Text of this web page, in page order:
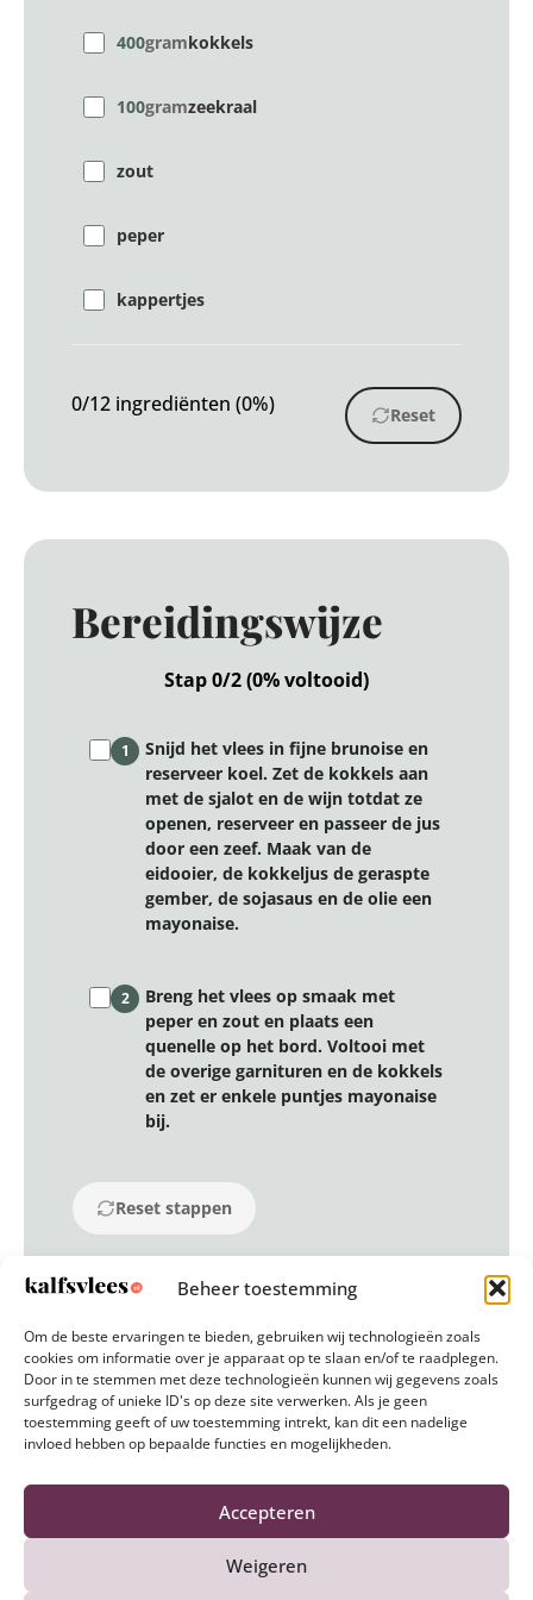
Beheer toestemming
Om de beste ervaringen te bieden, gebruiken wij technologieën zoals
cookies om informatie over je apparaat op te slaan en/of te raadplegen.
Door in te stemmen met deze technologieën kunnen wij gegevens zoals
surfgedrag of unieke ID's op deze site verwerken. Als je geen
toestemming geeft of uw toestemming intrekt, kan dit een nadelige
invloed hebben op bepaalde functies en mogelijkheden.
Accepteren
Weigeren
400gramkokkels
100gramzeekraal
zout
peper
kappertjes
0/12 ingrediënten (0%) Reset
Bereidingswijze
Stap 0/2 (0% voltooid)
1
Snijd het vlees in fijne brunoise en
reserveer koel. Zet de kokkels aan
met de sjalot en de wijn totdat ze
openen, reserveer en passeer de jus
door een zeef. Maak van de
eidooier, de kokkeljus de geraspte
gember, de sojasaus en de olie een
mayonaise.
2
Breng het vlees op smaak met
peper en zout en plaats een
quenelle op het bord. Voltooi met
de overige garnituren en de kokkels
en zet er enkele puntjes mayonaise
bij.
Reset stappen
Ook lekker om te maken